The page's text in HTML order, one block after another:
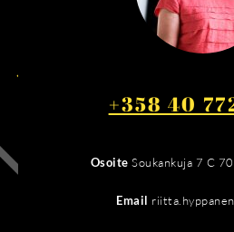
+358 40
OsoiteSoukankuja 7 C
Email